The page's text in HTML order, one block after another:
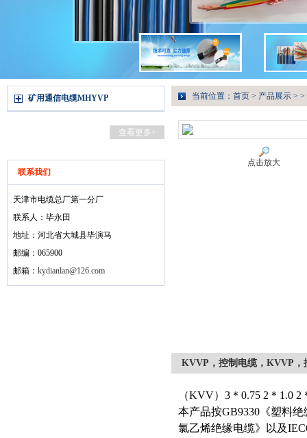
矿用通信电缆MHYVP
查看更多+
联系我们
天津市电缆总厂第一分厂
联系人：毕永田
地址：河北省大城县毕演马
邮编：065900
邮箱： kydianlan@126.com
当前位置： 首页 > 产品展示 > >
点击放大
KVVP，控制电缆，KVVP，
（KVV）3＊0.75 2＊1.0
本产品按GB9330《塑料
氯乙烯绝缘电缆》以及